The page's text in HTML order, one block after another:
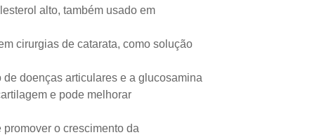
alto, também usado em
cirurgias de catarata, como solução
doenças articulares e a glucosamina
e pode melhorar
o crescimento da